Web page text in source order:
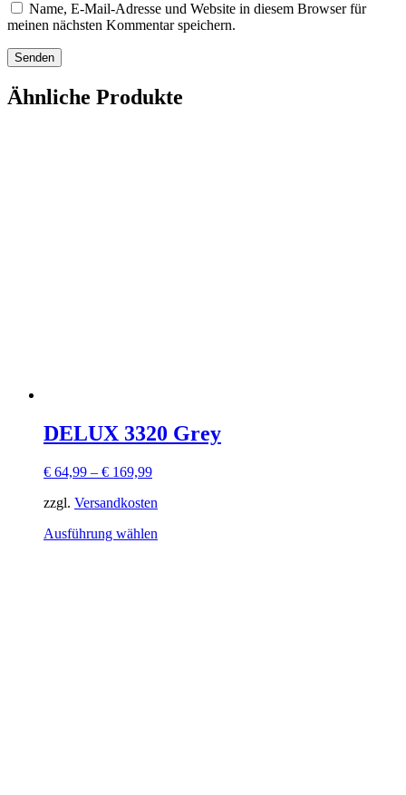
Name, E-Mail-Adresse und Website in diesem Browser für
meinen nächsten Kommentar speichern.
Ähnliche Produkte
DELUX 3320 Grey
€ 64,99 – € 169,99
zzgl. Versandkosten
Ausführung wählen